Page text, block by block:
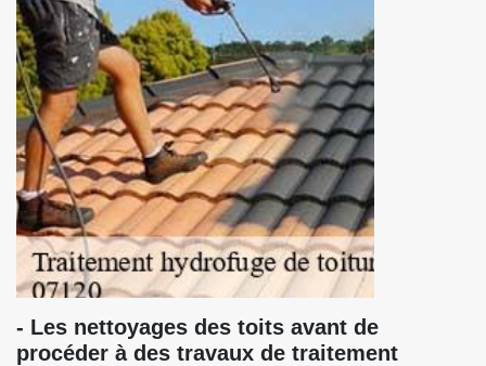
- Les nettoyages des toits avant de
procéder à des travaux de traitement